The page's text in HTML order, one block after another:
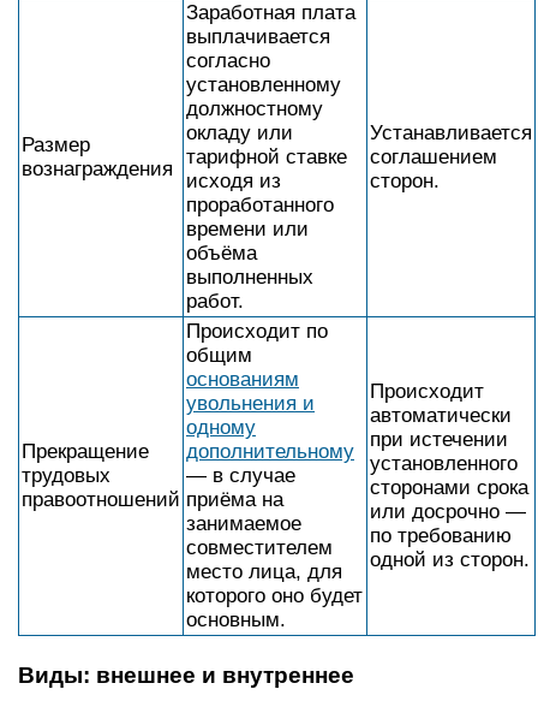
Размер
вознаграждения
Заработная плата
выплачивается
согласно
установленному
должностному
окладу или
тарифной ставке
исходя из
проработанного
времени или
объёма
выполненных
работ.
Устанавливается
соглашением
сторон.
Прекращение
трудовых
правоотношений
Происходит по
общим
основаниям
увольнения и
одному
дополнительному
— в случае
приёма на
занимаемое
совместителем
место лица, для
которого оно будет
основным.
Происходит
автоматически
при истечении
установленного
сторонами срока
или досрочно —
по требованию
одной из сторон.
Виды: внешнее и внутреннее